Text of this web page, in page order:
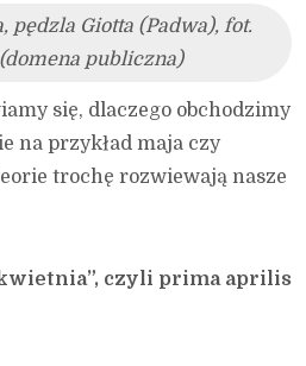
pędzla Giotta (Padwa), fot.
publiczna)
się, dlaczego obchodzimy
na przykład maja czy
trochę rozwiewają nasze
czyli prima aprilis